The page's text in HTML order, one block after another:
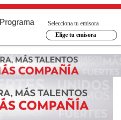
Programa
Selecciona tu emisora
Elige tu emisora